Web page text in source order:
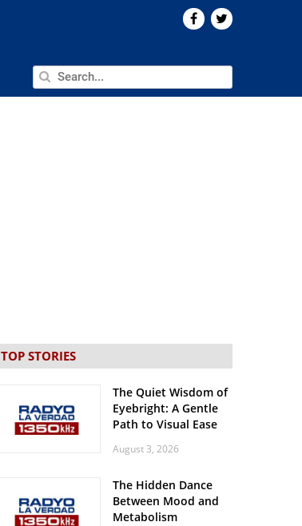
TOP STORIES
The Quiet Wisdom of
Eyebright: A Gentle
Path to Visual Ease
August 3, 2026
The Hidden Dance
Between Mood and
Metabolism